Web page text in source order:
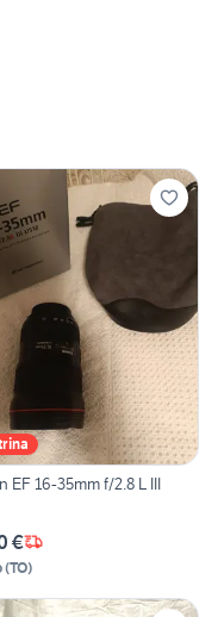
EF 16-35mm f/2.8 L III
€
(TO)